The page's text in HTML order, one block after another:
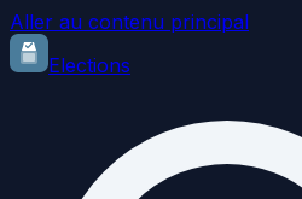
Aller au contenu principal
Elections